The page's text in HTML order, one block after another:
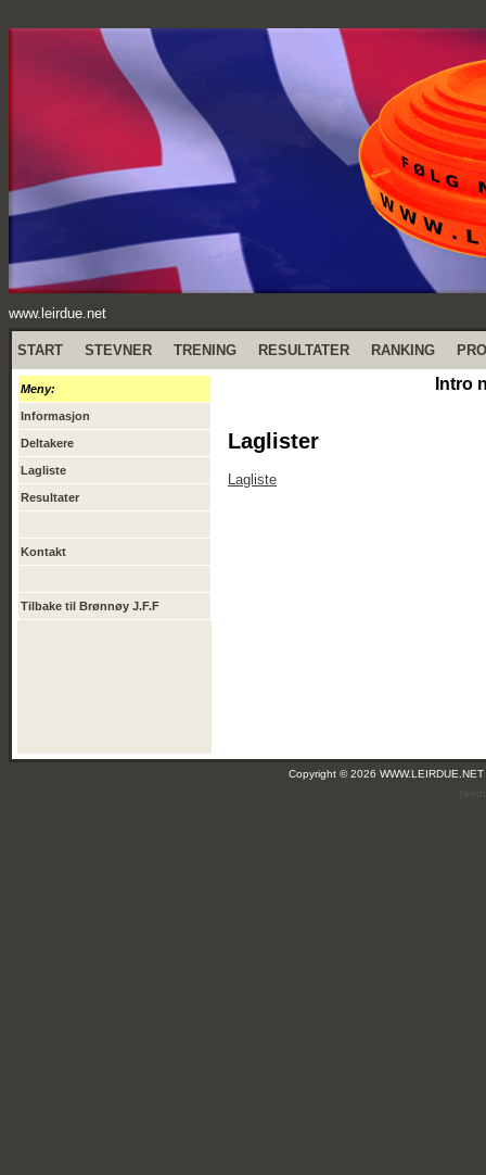
www.leirdue.net
START STEVNER TRENING RESULTATER RANKING
Meny:
Informasjon
Deltakere
Lagliste
Resultater
Kontakt
Tilbake til Brønnøy J.F.F
Intro
Laglister
Lagliste
Copyright © 2026